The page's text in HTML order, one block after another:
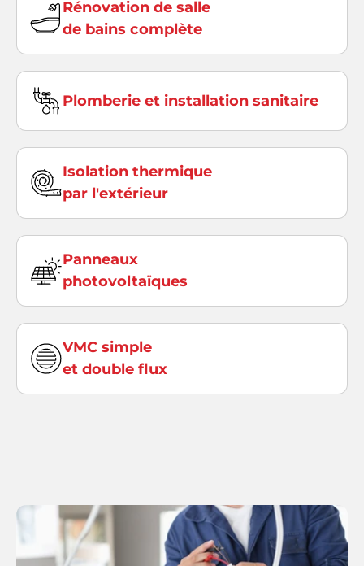
Rénovation de salle
de bains complète
Plomberie et installation sanitaire
Isolation thermique
par l'extérieur
Panneaux
photovoltaïques
VMC simple
et double flux